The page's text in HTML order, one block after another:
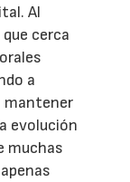
Al
cerca
a
mantener
evolución
muchas